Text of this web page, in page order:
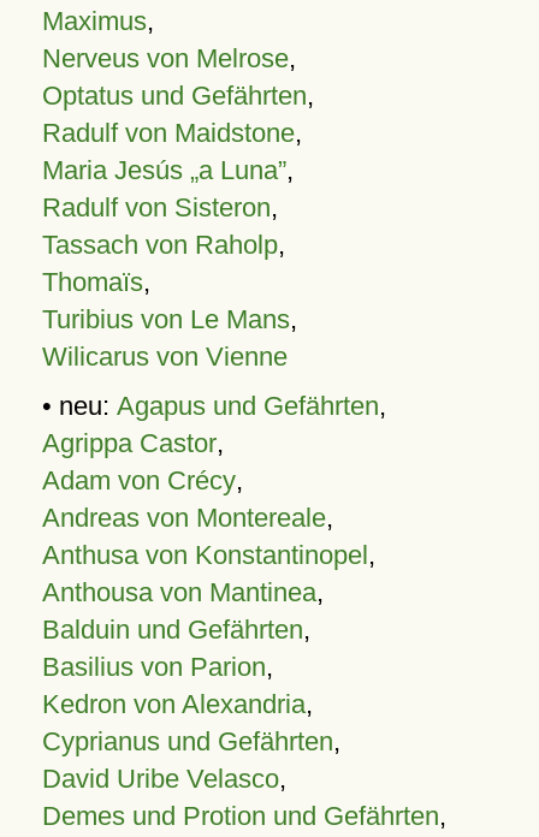
Maximus,
Nerveus von Melrose,
Optatus und Gefährten,
Radulf von Maidstone,
Maria Jesús „a Luna”,
Radulf von Sisteron,
Tassach von Raholp,
Thomaïs,
Turibius von Le Mans,
Wilicarus von Vienne
• neu: Agapus und Gefährten,
Agrippa Castor,
Adam von Crécy,
Andreas von Montereale,
Anthusa von Konstantinopel,
Anthousa von Mantinea,
Balduin und Gefährten,
Basilius von Parion,
Kedron von Alexandria,
Cyprianus und Gefährten,
David Uribe Velasco,
Demes und Protion und Gefährten,